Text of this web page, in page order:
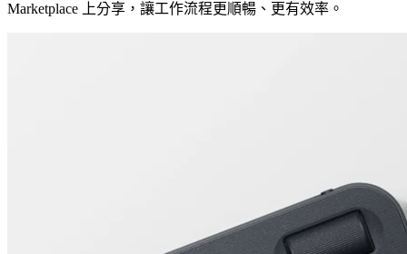
Marketplace 上分享，讓工作流程更順暢、更有效率。